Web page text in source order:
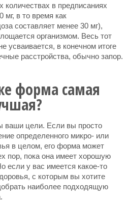
количествах в предписаниях
мг, в то время как
составляет менее 30 мг),
организмом. Весь тот
усваивается, в конечном итоге
расстройства, обычно запор.
форма самая
ваши цели. Если вы просто
определенного микро- или
в целом, его форма может
пор, пока она имеет хорошую
если у вас имеется какое-то
с которым вы хотите
наиболее подходящую